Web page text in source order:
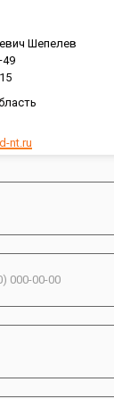
nt.ru
Шепелев